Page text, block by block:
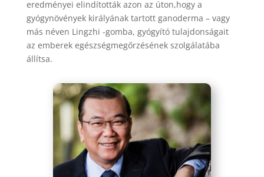
eredményei elindították azon az úton,hogy a
gyógynövények királyának tartott ganoderma – vagy
más néven Lingzhi -gomba, gyógyító tulajdonságait
az emberek egészségmegőrzésének szolgálatába
állítsa.